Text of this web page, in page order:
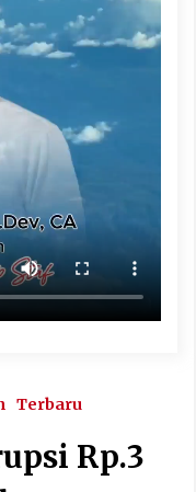
Terbaru
Rp.3